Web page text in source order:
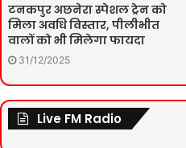
टनकपुर अछनेरा स्पेशल ट्रेन को
मिला अवधि विस्तार, पीलीभीत
वालों को भी मिलेगा फायदा
31/12/2025
Live FM Radio